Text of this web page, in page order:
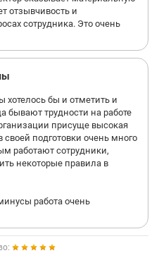
отзывчивость и
сотрудника. Это очень
хотелось бы и отметить и
бывают трудности на работе
присуще высокая
своей подготовки очень много
работают сотрудники,
некоторые правила в
работа очень